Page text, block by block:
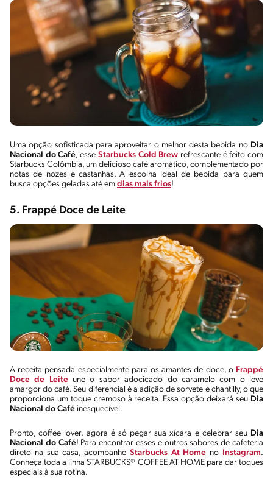
Uma opção sofisticada para aproveitar o melhor desta bebida no Dia
Nacional do Café, esse Starbucks Cold Brew refrescante é feito com
Starbucks Colômbia, um delicioso café aromático, complementado por
notas de nozes e castanhas. A escolha ideal de bebida para quem
busca opções geladas até em dias mais frios!
5. Frappé Doce de Leite
A receita pensada especialmente para os amantes de doce, o Frappé
Doce de Leite une o sabor adocicado do caramelo com o leve
amargor do café. Seu diferencial é a adição de sorvete e chantilly, o que
proporciona um toque cremoso à receita. Essa opção deixará seu Dia
Nacional do Café inesquecível.
Pronto,coffee lover, agora é só pegar sua xícara e celebrar seu Dia
Nacional do Café! Para encontrar esses e outros sabores de cafeteria
direto na sua casa, acompanhe Starbucks At Home no Instagram.
Conheça toda a linha STARBUCKS® COFFEE AT HOME para dar toques
especiais à sua rotina.